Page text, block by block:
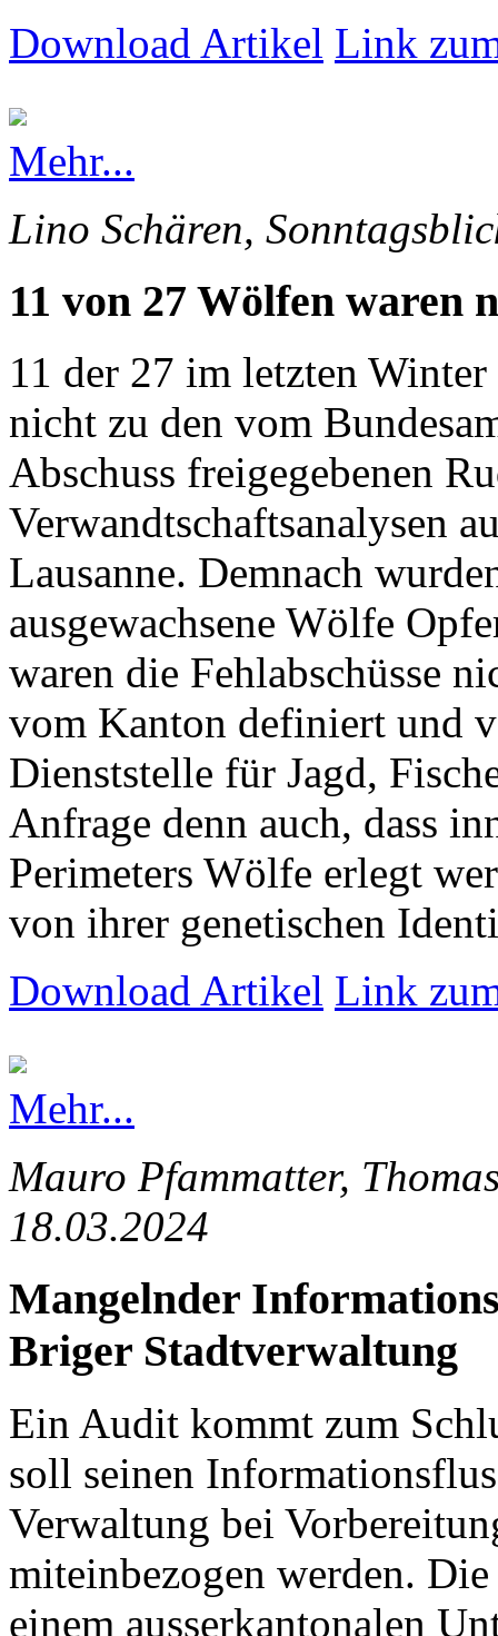
Download Artikel Link
Mehr...
Lino Schären,
11 von 27 Wölfen waren
11 der 27 im letzten
nicht zu den vom
Abschuss freigegebenen
Verwandtschaftsanalysen
Lausanne. Demnach
ausgewachsene Wölfe
waren die Fehlabschüsse
vom Kanton definiert und
Dienststelle für Jagd,
Anfrage denn auch, dass
Perimeters Wölfe erlegt
von ihrer genetischen
Download Artikel Link
Mehr...
Mauro Pfammatter,
18.03.2024
Mangelnder
Briger Stadtverwaltung
Ein Audit kommt zum
soll seinen
Verwaltung bei
miteinbezogen werden.
einem ausserkantonalen